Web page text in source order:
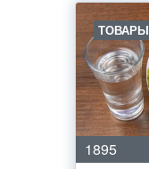
ТОВАРЫ
1895